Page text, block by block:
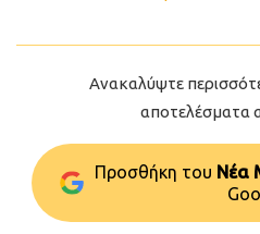
Ανακαλύψτε
αποτελέσματα
Προσθήκη του Νέα